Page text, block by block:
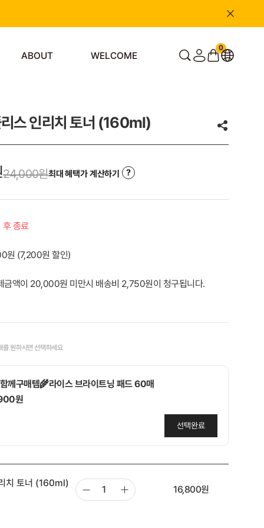
ABOUT WELCOME
0
스 인리치 토너 (160ml)
24,000원최대 혜택가 계산하기
종료
원 (7,200원 할인)
금액이 20,000원 미만시 배송비 2,750원이 청구됩니다.
를 원하시면 선택하세요
께구매템🌾라이스 브라이트닝 패드 60매
원
선택완료
께구매템🩷당근&복숭아 패드 10매 지퍼 휴대용
원
치 토너 (160ml)
16,800원